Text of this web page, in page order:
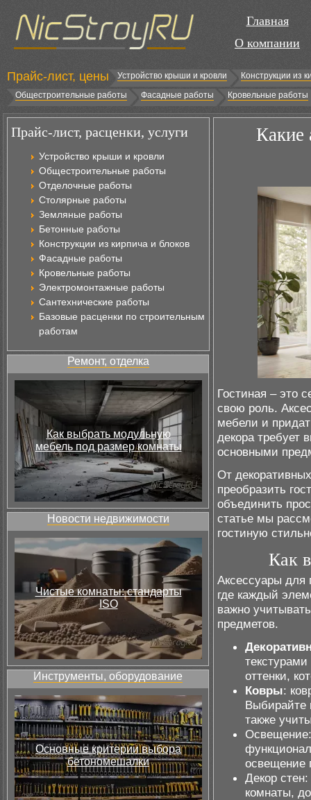
Главная
О компании
Прайс-лист, цены Устройство крыши и кровли
Конструкции из
Общестроительные работы
Фасадные работы Кровельные работы
Прайс-лист, расценки, услуги
Устройство крыши и кровли
Общестроительные работы
Отделочные работы
Столярные работы
Земляные работы
Бетонные работы
Конструкции из кирпича и блоков
Фасадные работы
Кровельные работы
Электромонтажные работы
Сантехнические работы
Базовые расценки по строительным
работам
Ремонт, отделка
Как выбрать модульную
мебель под размер комнаты
Новости недвижимости
Чистые комнаты: стандарты
ISO
Инструменты, оборудование
Основные критерии выбора
бетономешалки
Какие
Гостиная – это
свою роль.
мебели и
декора требует
основными
От
преобразить
объединить
статье мы
гостиную
Как
Аксессуары для
где каждый
важно
предметов.
оттенки,
Ковры:
Выбирайте
также
освещение
Декор
комнаты,